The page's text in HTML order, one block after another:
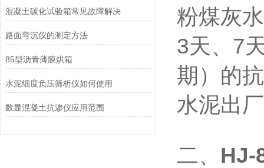
混凝土碳化试验箱常见故障解决
路面弯沉仪的测定方法
85型沥青薄膜烘箱
水泥细度负压筛析仪如何使用
数显混凝土抗渗仪应用范围
粉煤灰
3天、7
期）的
水泥出
二、 HJ-